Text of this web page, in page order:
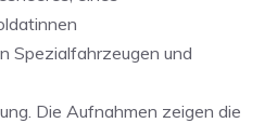
Spezialfahrzeugen und
Die Aufnahmen zeigen die